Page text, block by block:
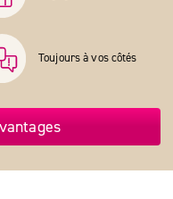
Toujours à vos côtés